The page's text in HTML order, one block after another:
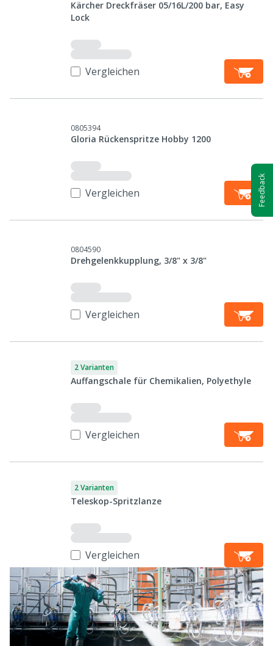
Kärcher Dreckfräser 05/16L/200 bar, Easy
Lock
Vergleichen
0805394
Gloria Rückenspritze Hobby 1200
Vergleichen
0804590
Drehgelenkkupplung, 3/8" x 3/8"
Vergleichen
2 Varianten
Auffangschale für Chemikalien, Polyethyle
Vergleichen
2 Varianten
Teleskop-Spritzlanze
Vergleichen
Feedback